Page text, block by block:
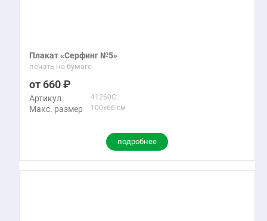
Плакат «Серфинг №5»
печать на бумаге
660
Артикул 41260C
Макс. размер 100x66 см
подробнее